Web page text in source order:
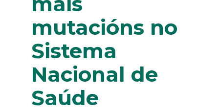
mutacións no
Sistema
Nacional de
Saúde